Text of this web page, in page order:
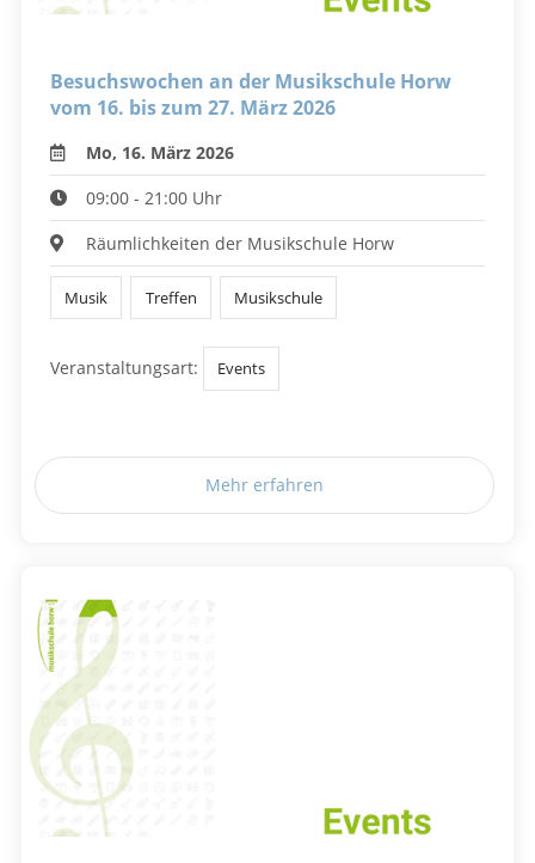
Besuchswochen an der Musikschule Horw
vom 16. bis zum 27. März 2026
Mo, 16. März 2026
09:00 - 21:00 Uhr
Räumlichkeiten der Musikschule Horw
Musik Treffen Musikschule
Veranstaltungsart: Events
Mehr erfahren